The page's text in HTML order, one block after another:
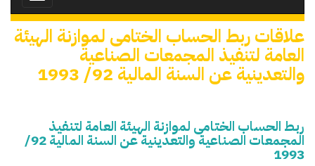
علاقات ربط الحساب الختامى لموازنة الهيئة
العامة لتنفيذ المجمعات الصناعية
والتعدينية عن السنة المالية 92/ 1993
ربط الحساب الختامى لموازنة الهيئة العامة لتنفيذ
المجمعات الصناعية والتعدينية عن السنة المالية 92/
1993